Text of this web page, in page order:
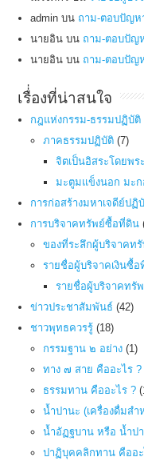
admin บน ถาม-ตอบปัญห
นายอิน บน ถาม-ตอบปัญ
นายอิน บน ถาม-ตอบปัญ
เรื่่องที่น่าสนใจ
กฎแห่งกรรม-ธรรมปฏิบัติ
ภาคธรรมปฏิบัติ (7)
จิตเป็นอิสระโดยพร
มะตูมแข็งนอก มะก
การก่อสร้างมหาเจดีย์ปฏิ
การบริจาคทรัพย์ซื้อที่ดิน
ของที่ระลึกผู้บริจาคท
รายชื่อผู้บริจาคเงินซื้
รายชื่อผู้บริจาคทรั
ข่าวประชาสัมพันธ์ (42)
ชาวพุทธควรรู้ (18)
กรรมฐาน ๒ อย่าง (1)
ทาง ๗ สาย คืออะไร ?
ธรรมทาน คืออะไร ?
น้ำปานะ (เครื่องดื่มสำ
น้ำอัฏฐบาน หรือ น้ำป
ปาฏิบุคคลิกทาน คืออะ